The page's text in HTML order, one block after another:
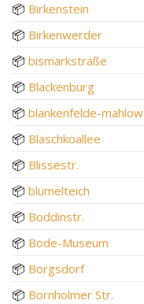
📦 Birkenstein
📦 Birkenwerder
📦 bismarkstraße
📦 Blackenburg
📦 blankenfelde-mahlow
📦 Blaschkoallee
📦 Blissestr.
📦 blümelteich
📦 Boddinstr.
📦 Bode-Museum
📦 Borgsdorf
📦 Bornholmer Str.